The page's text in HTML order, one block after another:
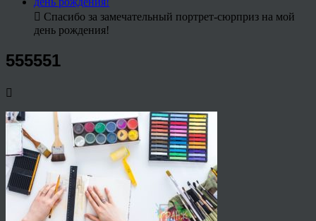
Спасибо за замечательный портрет-сюрприз на мой
день рождения!
555551